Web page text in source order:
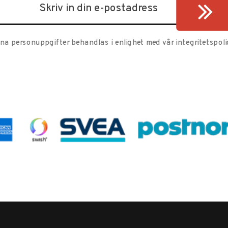
personuppgifter behandlas i enlighet med vår